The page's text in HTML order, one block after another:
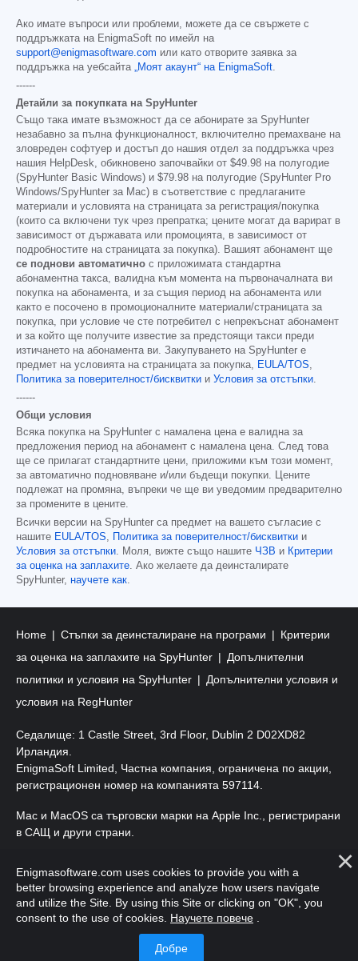
Ако имате въпроси или проблеми, можете да се свържете с
поддръжката на EnigmaSoft по имейл на
support@enigmasoftware.com или като отворите заявка за
поддръжка на уебсайта „Моят акаунт“ на EnigmaSoft.
------
Детайли за покупката на SpyHunter
Също така имате възможност да се абонирате за SpyHunter
незабавно за пълна функционалност, включително премахване на
зловреден софтуер и достъп до нашия отдел за поддръжка чрез
нашия HelpDesk, обикновено започвайки от $49.98 на полугодие
(SpyHunter Basic Windows) и $79.98 на полугодие (SpyHunter Pro
Windows/SpyHunter за Mac) в съответствие с предлаганите
материали и условията на страницата за регистрация/покупка
(които са включени тук чрез препратка; цените могат да варират в
зависимост от държавата или промоцията, в зависимост от
подробностите на страницата за покупка). Вашият абонамент ще
се поднови автоматично с приложимата стандартна
абонаментна такса, валидна към момента на първоначалната ви
покупка на абонамента, и за същия период на абонамента или
както е посочено в промоционалните материали/страницата за
покупка, при условие че сте потребител с непрекъснат абонамент
и за който ще получите известие за предстоящи такси преди
изтичането на абонамента ви. Закупуването на SpyHunter е
предмет на условията на страницата за покупка, EULA/TOS,
Политика за поверителност/бисквитки и Условия за отстъпки.
------
Общи условия
Всяка покупка на SpyHunter с намалена цена е валидна за
предложения период на абонамент с намалена цена. След това
ще се прилагат стандартните цени, приложими към този момент,
за автоматично подновяване и/или бъдещи покупки. Цените
подлежат на промяна, въпреки че ще ви уведомим предварително
за промените в цените.
Всички версии на SpyHunter са предмет на вашето съгласие с
нашите EULA/TOS, Политика за поверителност/бисквитки и
Условия за отстъпки. Моля, вижте също нашите ЧЗВ и Критерии
за оценка на заплахите. Ако желаете да деинсталирате
SpyHunter, научете как.
Home Стъпки за деинсталиране на програми
Критерии
за оценка на заплахите на SpyHunter
Допълнителни
политики и условия на SpyHunter
Допълнителни условия и
условия на RegHunter
Седалище: 1 Castle Street, 3rd Floor, Dublin 2 D02XD82
Ирландия.
EnigmaSoft Limited, Частна компания, ограничена по акции,
регистрационен номер на компанията 597114.
Mac и MacOS са търговски марки на Apple Inc., регистрирани
в САЩ и други страни.
запазени.
Enigmasoftware.com uses cookies to provide you with a
better browsing experience and analyze how users navigate
and utilize the Site. By using this Site or clicking on "OK", you
consent to the use of cookies. Научете повече